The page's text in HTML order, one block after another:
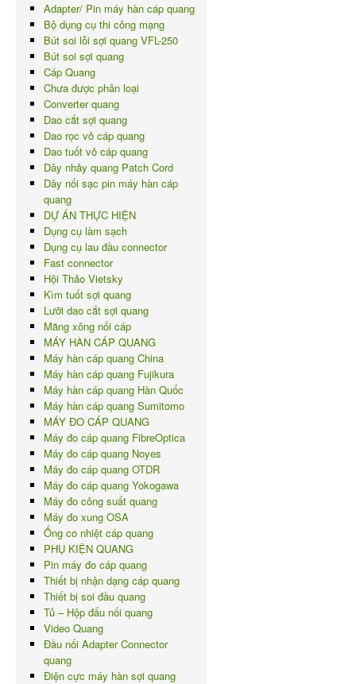
Adapter/ Pin máy hàn cáp quang
Bộ dụng cụ thi công mạng
Bút soi lỗi sợi quang VFL-250
Bút soi sợi quang
Cáp Quang
Chưa được phân loại
Converter quang
Dao cắt sợi quang
Dao rọc vỏ cáp quang
Dao tuốt vỏ cáp quang
Dây nhảy quang Patch Cord
Dây nối sạc pin máy hàn cáp
quang
DỰ ÁN THỰC HIỆN
Dụng cụ làm sạch
Dụng cụ lau đầu connector
Fast connector
Hội Thảo Vietsky
Kìm tuốt sợi quang
Lưỡi dao cắt sợi quang
Măng xông nối cáp
MÁY HÀN CÁP QUANG
Máy hàn cáp quang China
Máy hàn cáp quang Fujikura
Máy hàn cáp quang Hàn Quốc
Máy hàn cáp quang Sumitomo
MÁY ĐO CÁP QUANG
Máy đo cáp quang FibreOptica
Máy đo cáp quang Noyes
Máy đo cáp quang OTDR
Máy đo cáp quang Yokogawa
Máy đo công suất quang
Máy đo xung OSA
Ống co nhiệt cáp quang
PHỤ KIỆN QUANG
Pin máy đo cáp quang
Thiết bị nhận dạng cáp quang
Thiết bị soi đầu quang
Tủ – Hộp đấu nối quang
Video Quang
Đầu nối Adapter Connector
quang
Điện cực máy hàn sợi quang